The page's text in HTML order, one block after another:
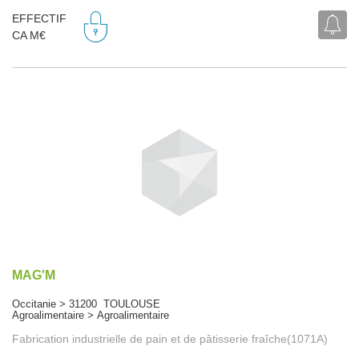
EFFECTIF
CA M€
MAG'M
Occitanie > 31200 TOULOUSE
Agroalimentaire > Agroalimentaire
Fabrication industrielle de pain et de pâtisserie fraîche(1071A)